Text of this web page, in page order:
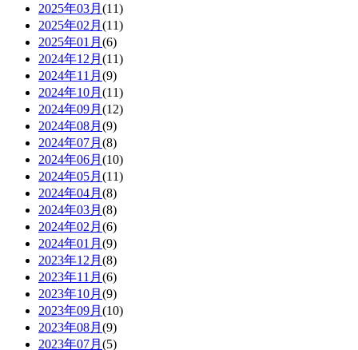
2025年03月 (11)
2025年02月 (11)
2025年01月 (6)
2024年12月 (11)
2024年11月 (9)
2024年10月 (11)
2024年09月 (12)
2024年08月 (9)
2024年07月 (8)
2024年06月 (10)
2024年05月 (11)
2024年04月 (8)
2024年03月 (8)
2024年02月 (6)
2024年01月 (9)
2023年12月 (8)
2023年11月 (6)
2023年10月 (9)
2023年09月 (10)
2023年08月 (9)
2023年07月 (5)